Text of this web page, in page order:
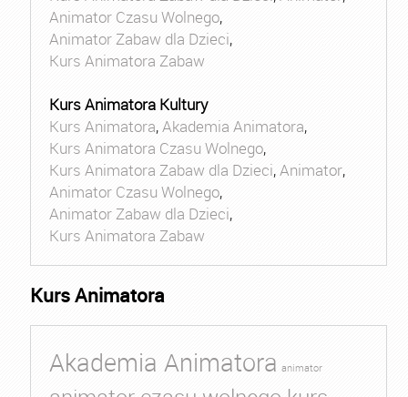
Animator Czasu Wolnego,
Animator Zabaw dla Dzieci,
Kurs Animatora Zabaw
Kurs Animatora Kultury
Kurs Animatora,Akademia Animatora,
Kurs Animatora Czasu Wolnego,
Kurs Animatora Zabaw dla Dzieci,Animator,
Animator Czasu Wolnego,
Animator Zabaw dla Dzieci,
Kurs Animatora Zabaw
Kurs Animatora
Akademia Animatora animator